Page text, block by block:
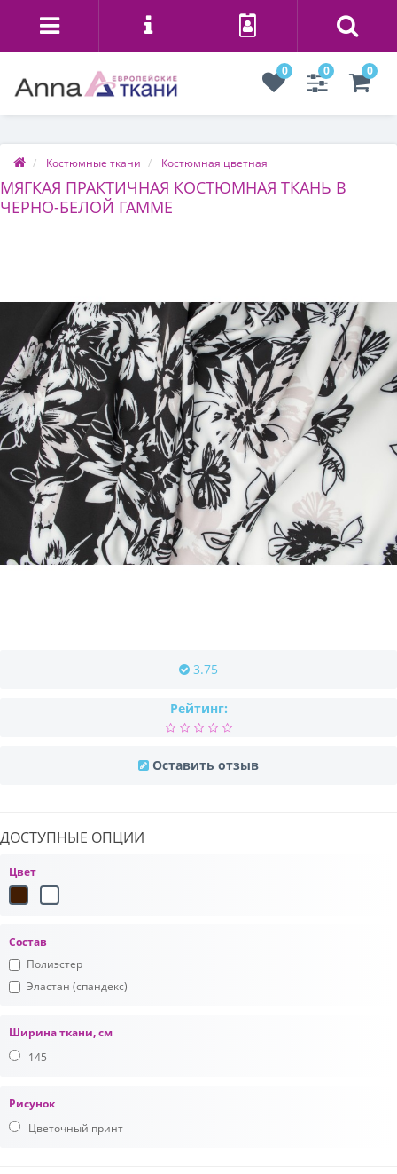
0 0 0
Костюмные ткани Костюмная цветная
МЯГКАЯ ПРАКТИЧНАЯ КОСТЮМНАЯ ТКАНЬ В
ЧЕРНО-БЕЛОЙ ГАММЕ
3.75
Рейтинг:
Оставить отзыв
ДОСТУПНЫЕ ОПЦИИ
Цвет
Состав
Полиэстер
Эластан (спандекс)
Ширина ткани, см
145
Рисунок
Цветочный принт